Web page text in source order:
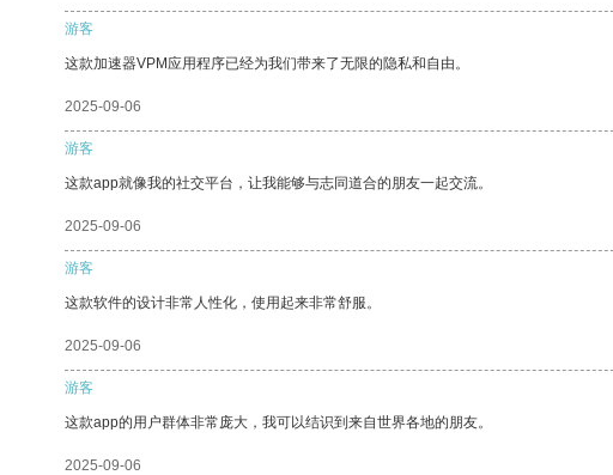
游客
这款加速器VPM应用程序已经为我们带来了无限的隐私和自由。
2025-09-06
游客
这款app就像我的社交平台，让我能够与志同道合的朋友一起交流。
2025-09-06
游客
这款软件的设计非常人性化，使用起来非常舒服。
2025-09-06
游客
这款app的用户群体非常庞大，我可以结识到来自世界各地的朋友。
2025-09-06